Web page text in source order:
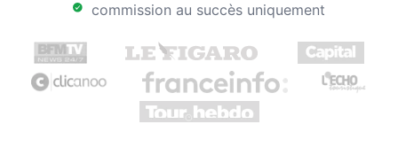
commission au succès uniquement